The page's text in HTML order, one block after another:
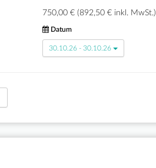
750,00 € (892,50 € inkl. MwSt.)
Datum
30.10.26 - 30.10.26